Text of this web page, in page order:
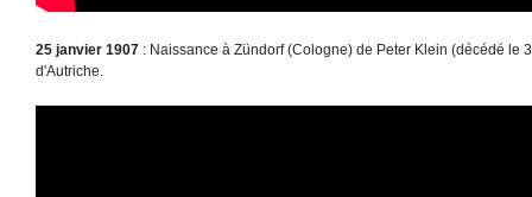
25 janvier 1907 : Naissance à Zündorf (Cologne) de Peter Klein (décédé le
d'Autriche.